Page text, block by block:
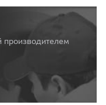
производителем